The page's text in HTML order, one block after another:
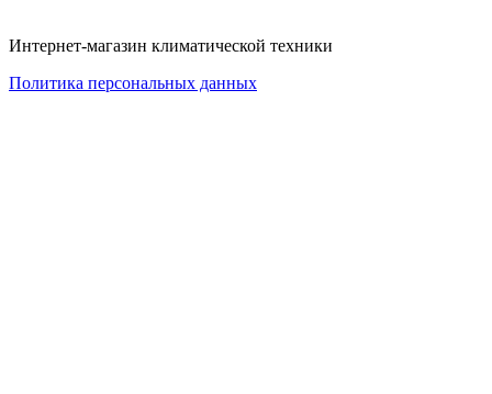
Интернет-магазин климатической техники
Политика персональных данных